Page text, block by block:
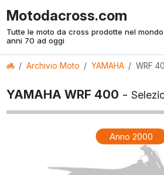
Motodacross.com
Tutte le moto da cross prodotte nel
anni 70 ad oggi
Archivio Moto YAMAHA WRF
YAMAHA WRF 400 -
Anno 2000